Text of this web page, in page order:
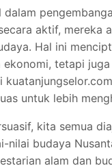
aktif, mereka
Hal ini
ekonomi, tetapi
untuk lebih
kita semua
nilai budaya
alam dan